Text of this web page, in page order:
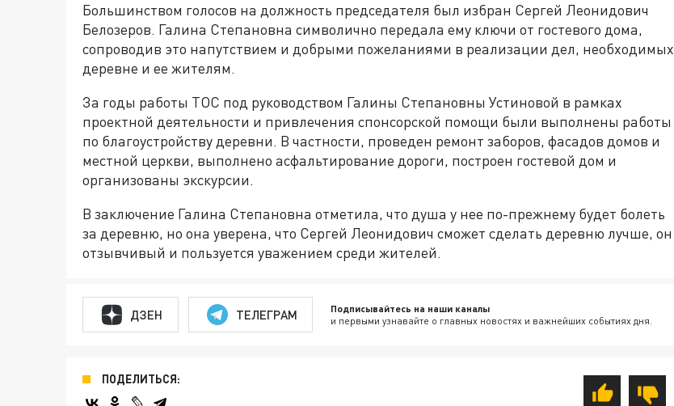
Большинством голосов на должность председателя был избран Сергей Леонидович
Белозеров. Галина Степановна символично передала ему ключи от гостевого дома,
сопроводив это напутствием и добрыми пожеланиями в реализации дел, необходимых
деревне и ее жителям.
За годы работы ТОС под руководством Галины Степановны Устиновой в рамках
проектной деятельности и привлечения спонсорской помощи были выполнены работы
по благоустройству деревни. В частности, проведен ремонт заборов, фасадов домов и
местной церкви, выполнено асфальтирование дороги, построен гостевой дом и
организованы экскурсии.
В заключение Галина Степановна отметила, что душа у нее по-прежнему будет болеть
за деревню, но она уверена, что Сергей Леонидович сможет сделать деревню лучше, он
отзывчивый и пользуется уважением среди жителей.
ДЗЕН ТЕЛЕГРАМ Подписывайтесь на наши каналы
и первыми узнавайте о главных новостях и важнейших событиях дня.
ПОДЕЛИТЬСЯ: